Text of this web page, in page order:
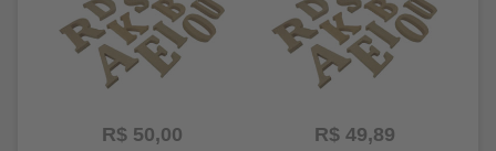
R$ 50,00 R$ 49,89